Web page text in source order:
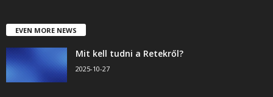
EVEN MORE NEWS
Mit kell tudni a Retekről?
2025-10-27